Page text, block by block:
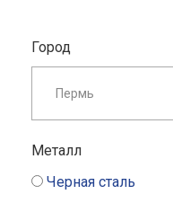
Город
Металл
Черная сталь